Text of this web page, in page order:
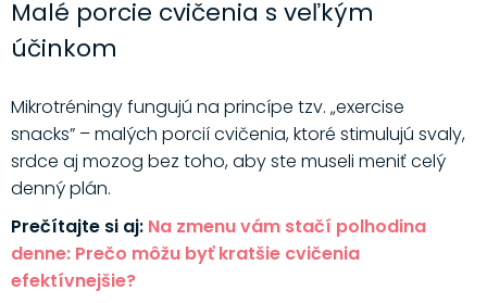
Malé porcie cvičenia s veľkým
účinkom
Mikrotréningy fungujú na princípe tzv. „exercise
snacks” – malých porcií cvičenia, ktoré stimulujú svaly,
srdce aj mozog bez toho, aby ste museli meniť celý
denný plán.
Prečítajte si aj: Na zmenu vám stačí polhodina
denne: Prečo môžu byť kratšie cvičenia
efektívnejšie?